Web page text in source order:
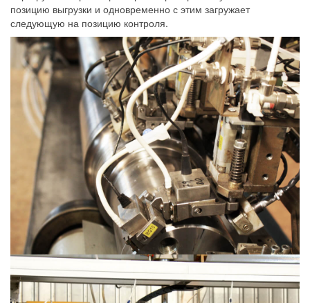
позицию выгрузки и одновременно с этим загружает
следующую на позицию контроля.